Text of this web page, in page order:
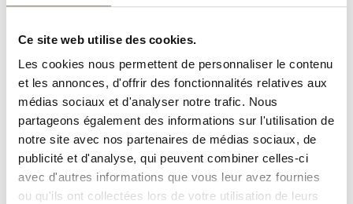
Ce site web utilise des cookies.
Les cookies nous permettent de personnaliser le contenu
et les annonces, d'offrir des fonctionnalités relatives aux
médias sociaux et d'analyser notre trafic. Nous
partageons également des informations sur l'utilisation de
notre site avec nos partenaires de médias sociaux, de
publicité et d'analyse, qui peuvent combiner celles-ci
avec d'autres informations que vous leur avez fournies
ou qu'ils ont collectées lors de votre utilisation de leurs
Rooms number:5
Nombre de salles de bains:5
Beds number:10